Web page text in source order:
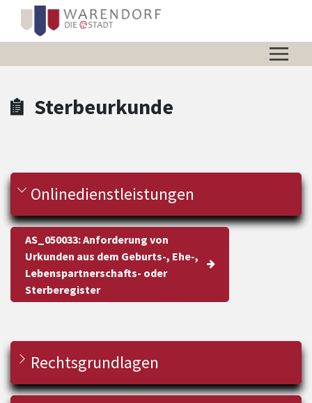
Zum Header
Zum Hauptinhalt
Zum Footer
Zum Hauptinhalt springen
Sterbeurkunde
Onlinedienstleistungen
AS_050033: Anforderung von
Urkunden aus dem Geburts-, Ehe-,
Lebenspartnerschafts- oder
Sterberegister
Rechtsgrundlagen